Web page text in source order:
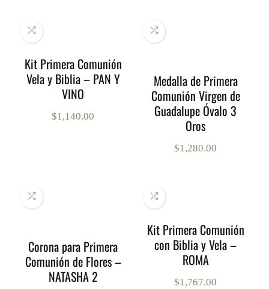
Kit Primera Comunión
Vela y Biblia – PAN Y
VINO
$1,140.00
Medalla de Primera
Comunión Virgen de
Guadalupe Óvalo 3
Oros
$1,280.00
Corona para Primera
Comunión de Flores –
NATASHA 2
Kit Primera Comunión
con Biblia y Vela –
ROMA
$1,767.00